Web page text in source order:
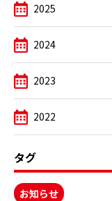
2025
2024
2023
2022
タグ
お知らせ